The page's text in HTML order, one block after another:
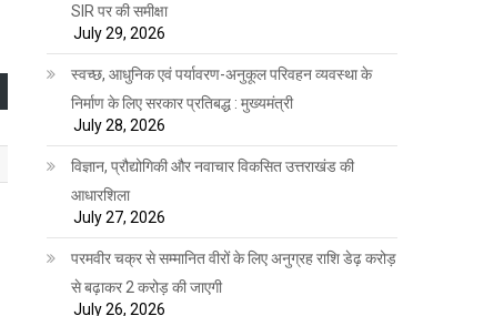
SIR पर की समीक्षा
July 29, 2026
स्वच्छ, आधुनिक एवं पर्यावरण-अनुकूल परिवहन व्यवस्था के
निर्माण के लिए सरकार प्रतिबद्ध : मुख्यमंत्री
July 28, 2026
विज्ञान, प्रौद्योगिकी और नवाचार विकसित उत्तराखंड की
आधारशिला
July 27, 2026
परमवीर चक्र से सम्मानित वीरों के लिए अनुग्रह राशि डेढ़ करोड़
से बढ़ाकर 2 करोड़ की जाएगी
July 26, 2026